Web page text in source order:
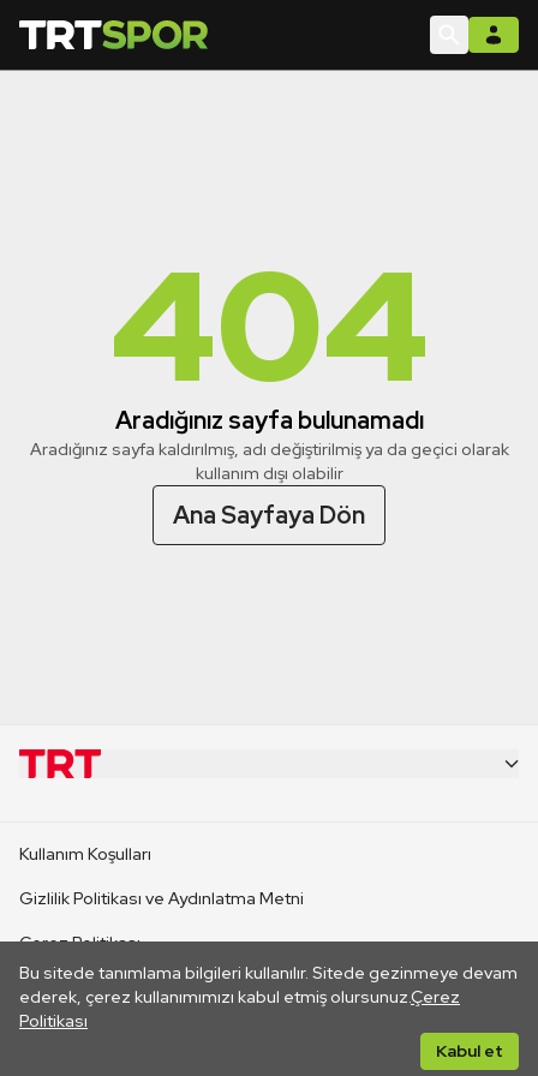
404
Aradığınız sayfa bulunamadı
Aradığınız sayfa kaldırılmış, adı değiştirilmiş ya da geçici olarak
kullanım dışı olabilir
Ana Sayfaya Dön
Bu sitede tanımlama bilgileri kullanılır. Sitede gezinmeye devam
ederek, çerez kullanımımızı kabul etmiş olursunuz.Çerez
Politikası
Kabul et
CANLI YAYINLAR
Kullanım Koşulları
Gizlilik Politikası ve Aydınlatma Metni
Çerez Politikası
İletişim
Her hakkı saklıdır. ©2026 TRT. Bağlantı yoluyla gidilen dış